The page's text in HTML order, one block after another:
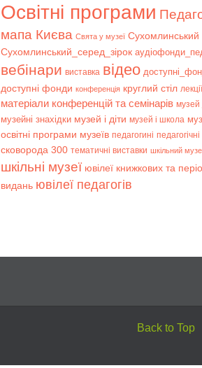
Освітні програми
мапа Києва Свята у музеї Сухомлинський
Сухомлинський_серед_зірок
вебінари виставка відео
доступні фонди конференція круглий стіл лекції
матеріали конференцій та семінарів музей
музейні знахідки музей і діти музей і школа
освітні програми музеїв педагогині
сковорода 300 тематичні виставки шкільний
шкільні музеї ювілеї книжкових та
видань ювілеї педагогів
Back to Top